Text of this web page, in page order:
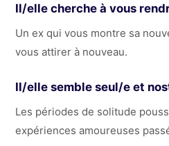
Il/elle cherche à vous
Un ex qui vous montre sa
vous attirer à nouveau.
Il/elle semble seul/e et
Les périodes de solitude
expériences amoureuses